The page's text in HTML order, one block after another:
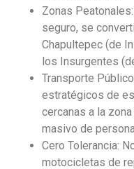
Zonas
seguro, se
Chapultepec (de
los Insurgentes
Transporte
estratégicos de
cercanas a la
masivo de
Cero Tolerancia:
motocicletas de